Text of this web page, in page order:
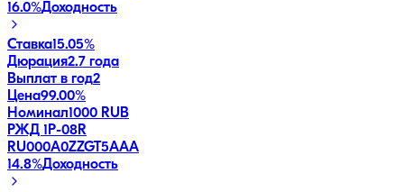
16.0%Доходность
Ставка15.05%
Дюрация2.7 года
Выплат в год2
Цена99.00%
Номинал1000 RUB
РЖД 1Р-08R
RU000A0ZZGT5AAA
14.8%Доходность